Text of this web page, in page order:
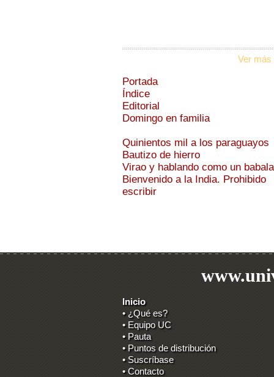
Ver más
Portada
Índice
Editorial
Domingo en familia
Quinientos mil a los paraguayos
Bautizo de hierro
Virao y hablando como un
Bienvenido a la India. Prohibido
escribir
Inicio
• ¿Qué es?
• Equipo UC
• Pauta
• Puntos de distribución
• Suscríbase
• Contacto